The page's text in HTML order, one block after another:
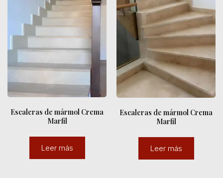
Escaleras de mármol Crema
Marfil
Leer más
Escaleras de mármol Crema
Marfil
Leer más